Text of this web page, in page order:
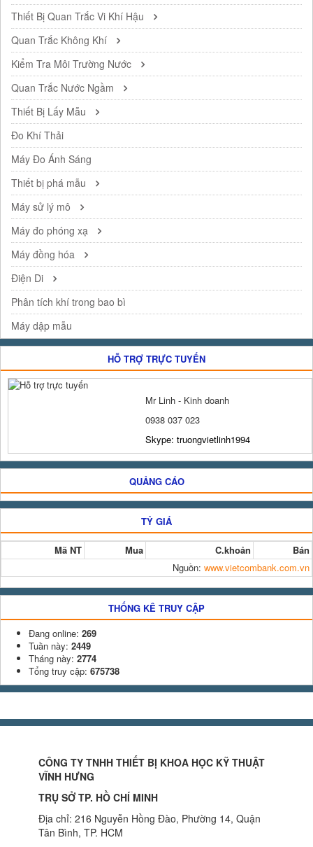
Thiết Bị Quan Trắc Vi Khí Hậu
Quan Trắc Không Khí
Kiểm Tra Môi Trường Nước
Quan Trắc Nước Ngầm
Thiết Bị Lấy Mẫu
Đo Khí Thải
Máy Đo Ánh Sáng
Thiết bị phá mẫu
Máy sử lý mô
Máy đo phóng xạ
Máy đồng hóa
Điện Di
Phân tích khí trong bao bì
Máy dập mẫu
HỖ TRỢ TRỰC TUYẾN
Mr Linh - Kinh doanh
0938 037 023
Skype: truongvietlinh1994
QUẢNG CÁO
TỶ GIÁ
Mã NT Mua C.khoản
Bán
Nguồn: www.vietcombank.com.vn
THỐNG KÊ TRUY CẬP
Đang online: 269
Tuần này: 2449
Tháng này: 2774
Tổng truy cập: 675738
CÔNG TY TNHH THIẾT BỊ KHOA HỌC KỸ THUẬT
VĨNH HƯNG
TRỤ SỞ TP. HỒ CHÍ MINH
Địa chỉ: 216 Nguyễn Hồng Đào, Phường 14, Quận
Tân Bình, TP. HCM